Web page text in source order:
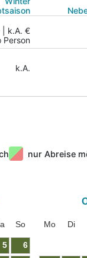
| k.A. €
Person
k.A.
nur Abreise
So
5
6
Mo Di